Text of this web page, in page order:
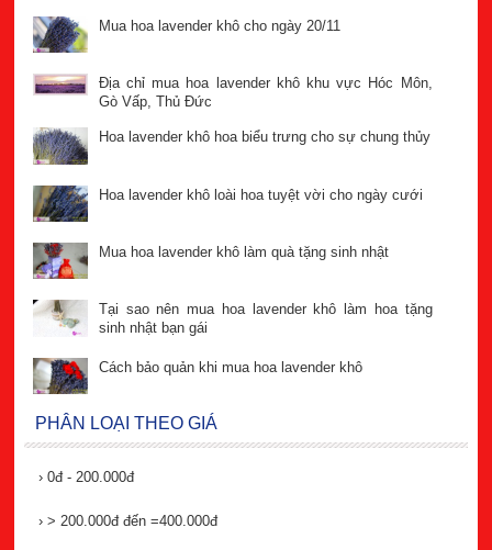
Mua hoa lavender khô cho ngày 20/11
Địa chỉ mua hoa lavender khô khu vực Hóc Môn,
Gò Vấp, Thủ Đức
Hoa lavender khô hoa biểu trưng cho sự chung thủy
Hoa lavender khô loài hoa tuyệt vời cho ngày cưới
Mua hoa lavender khô làm quà tặng sinh nhật
Tại sao nên mua hoa lavender khô làm hoa tặng
sinh nhật bạn gái
Cách bảo quản khi mua hoa lavender khô
PHÂN LOẠI THEO GIÁ
› 0đ - 200.000đ
› > 200.000đ đến =400.000đ